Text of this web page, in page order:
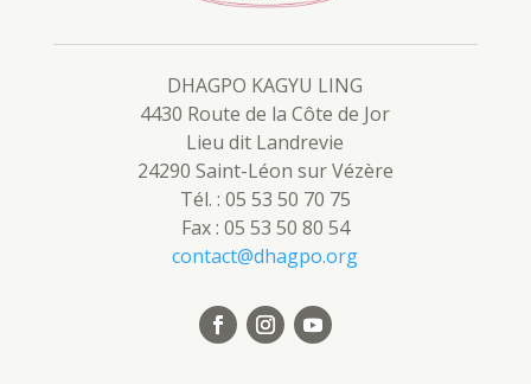
DHAGPO KAGYU LING
4430 Route de la Côte de Jor
Lieu dit Landrevie
24290 Saint-Léon sur Vézère
Tél. : 05 53 50 70 75
Fax : 05 53 50 80 54
contact@dhagpo.org